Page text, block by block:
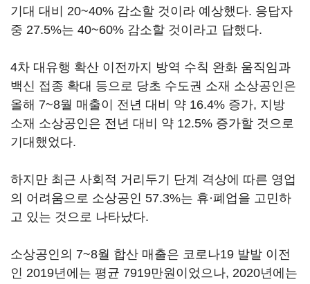
기대 대비 20~40% 감소할 것이라 예상했다. 응답자
중 27.5%는 40~60% 감소할 것이라고 답했다.
4차 대유행 확산 이전까지 방역 수칙 완화 움직임과
백신 접종 확대 등으로 당초 수도권 소재 소상공인은
올해 7~8월 매출이 전년 대비 약 16.4% 증가, 지방
소재 소상공인은 전년 대비 약 12.5% 증가할 것으로
기대했었다.
하지만 최근 사회적 거리두기 단계 격상에 따른 영업
의 어려움으로 소상공인 57.3%는 휴·폐업을 고민하
고 있는 것으로 나타났다.
소상공인의 7~8월 합산 매출은 코로나19 발발 이전
인 2019년에는 평균 7919만원이었으나, 2020년에는